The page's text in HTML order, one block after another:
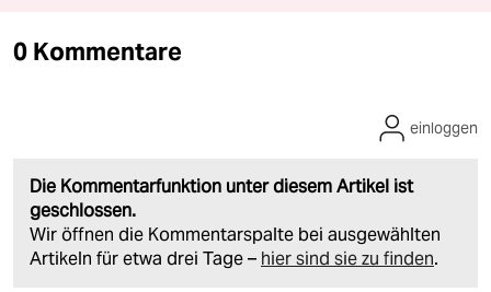
0 Kommentare
Die Kommentarfunktion unter diesem Artikel ist
geschlossen.
Wir öffnen die Kommentarspalte bei ausgewählten
Artikeln für etwa drei Tage – hier sind sie zu finden.
einloggen